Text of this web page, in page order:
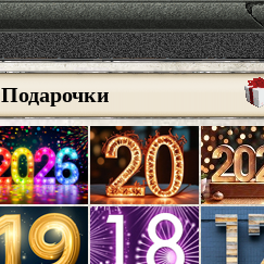
Подарочки